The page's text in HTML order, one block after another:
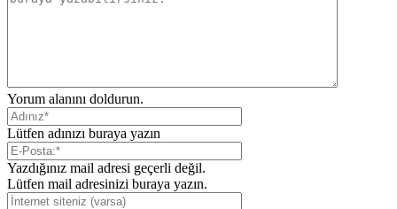
Yorum alanını doldurun.
Lütfen adınızı buraya yazın
Yazdığınız mail adresi geçerli değil.
Lütfen mail adresinizi buraya yazın.